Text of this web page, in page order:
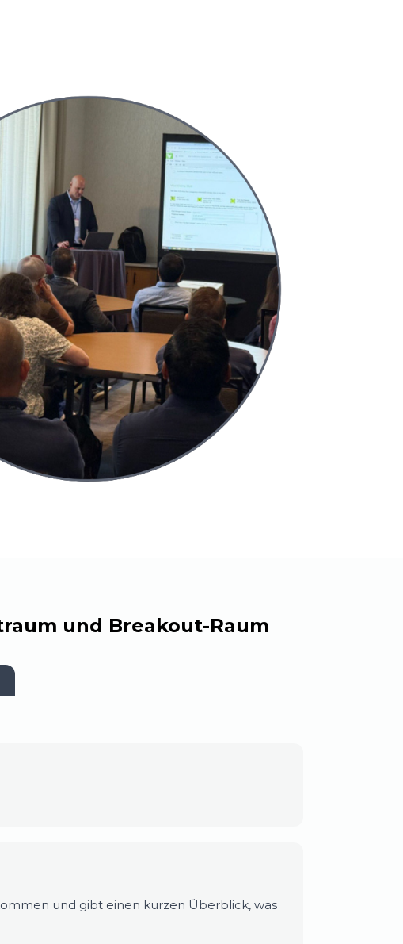
und Breakout-Raum
und gibt einen kurzen Überblick, was